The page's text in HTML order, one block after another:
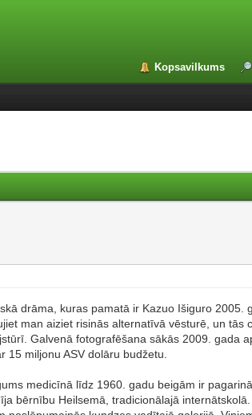
Kopsavilkums
drāma, kuras pamatā ir Kazuo Išiguro
man aiziet risinās alternatīvā vēsturē, un tās
Galvenā fotografēšana sākās 2009. gada
15 miljonu ASV dolāru budžetu.
medicīnā līdz 1960. gadu beigām ir
bērnību Heilsemā, tradicionālajā